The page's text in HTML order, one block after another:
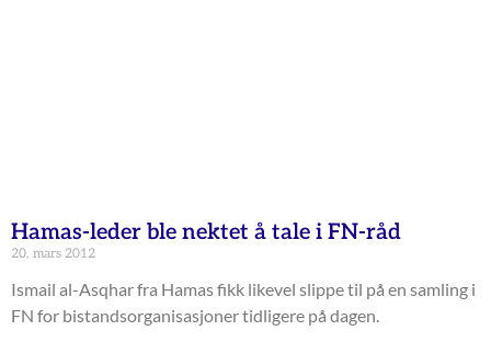
Hamas-leder ble nektet å tale i FN-råd
20. mars 2012
Ismail al-Asqhar fra Hamas fikk likevel slippe til på en samling i
FN for bistandsorganisasjoner tidligere på dagen.